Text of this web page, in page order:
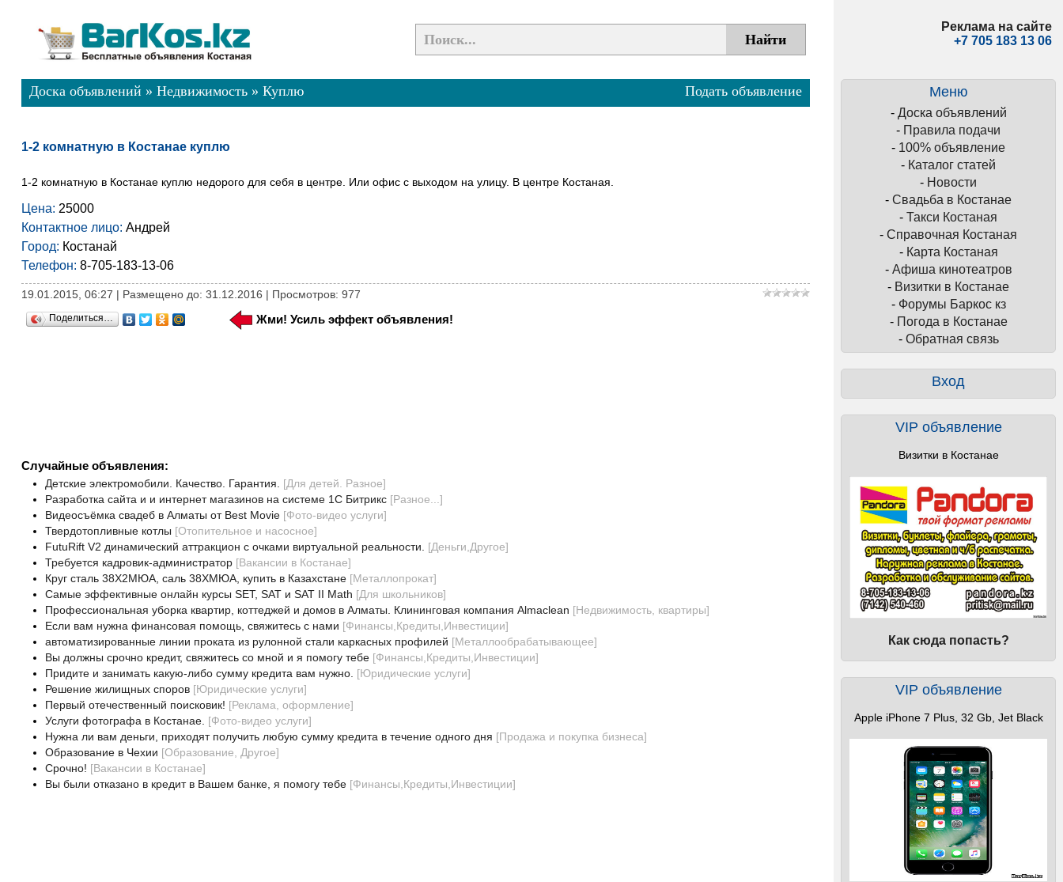
Реклама на сайте
+7 705 183 13 06
Меню
- Доска объявлений
- Правила подачи
- 100% объявление
- Каталог статей
- Новости
- Свадьба в Костанае
- Такси Костаная
- Справочная Костаная
- Карта Костаная
- Афиша кинотеатров
- Визитки в Костанае
- Форумы Баркос кз
- Погода в Костанае
- Обратная связь
Вход
VIP объявление
Визитки в Костанае
Как сюда попасть?
VIP объявление
Apple iPhone 7 Plus, 32 Gb, Jet Black
Подать объявление
Доска объявлений » Недвижимость» Куплю
1-2 комнатную в Костанае куплю
1-2 комнатную в Костанае куплю недорого для себя в центре. Или офис с выходом на улицу. В центре Костаная.
Цена: 25000
Контактное лицо: Андрей
Город: Костанай
Телефон: 8-705-183-13-06
19.01.2015, 06:27 | Размещено до: 31.12.2016 | Просмотров: 977
Поделиться… Жми! Усиль эффект объявления!
Случайные объявления:
Детские электромобили. Качество. Гарантия. [Для детей. Разное]
Разработка сайта и и интернет магазинов на системе 1С Битрикс [Разное... ]
Видеосъёмка свадеб в Алматы от Best Movie [Фото-видео услуги]
Твердотопливные котлы [Отопительное и насосное]
FutuRift V2 динамический аттракцион с очками виртуальной реальности.
[Деньги,Другое]
Требуется кадровик-администратор [Вакансии в Костанае]
Круг сталь 38Х2МЮА, саль 38ХМЮА, купить в Казахстане [Металлопрокат]
Самые эффективные онлайн курсы SET, SAT и SAT II Math [Для школьников]
Профессиональная уборка квартир, коттеджей и домов в Алматы. Клининговая компания Almaclean [Недвижимость, квартиры]
Если вам нужна финансовая помощь, свяжитесь с нами [Финансы,Кредиты,Инвестиции]
автоматизированные линии проката из рулонной стали каркасных профилей [Металлообрабатывающее]
Вы должны срочно кредит, свяжитесь со мной и я помогу тебе [Финансы,Кредиты,Инвестиции]
Придите и занимать какую-либо сумму кредита вам нужно. [Юридические услуги]
Решение жилищных споров [Юридические услуги]
Первый отечественный поисковик! [Реклама, оформление]
Услуги фотографа в Костанае. [Фото-видео услуги]
Нужна ли вам деньги, приходят получить любую сумму кредита в течение одного дня [Продажа и покупка бизнеса]
Образование в Чехии [Образование, Другое]
Срочно! [Вакансии в Костанае]
Вы были отказано в кредит в Вашем банке, я помогу тебе [Финансы,Кредиты,Инвестиции]